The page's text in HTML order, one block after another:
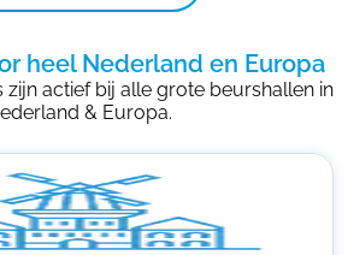
heel Nederland en Europa
actief bij alle grote beurshallen in
& Europa.